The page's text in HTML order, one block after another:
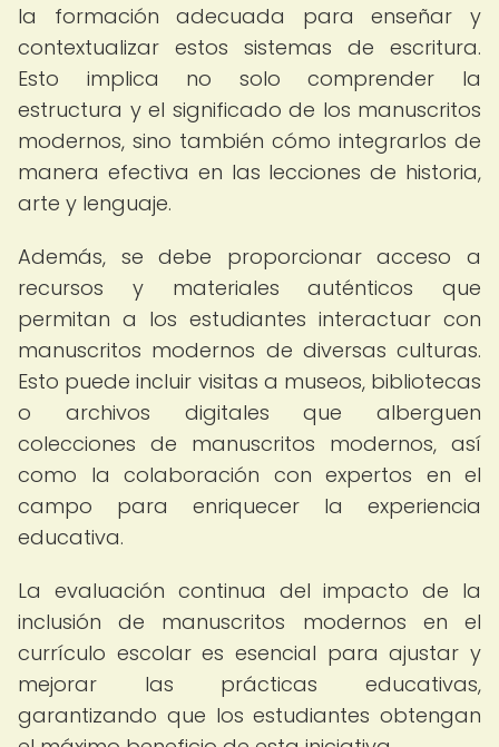
la formación adecuada para enseñar y
contextualizar estos sistemas de escritura.
Esto implica no solo comprender la
estructura y el significado de los manuscritos
modernos, sino también cómo integrarlos de
manera efectiva en las lecciones de historia,
arte y lenguaje.
Además, se debe proporcionar acceso a
recursos y materiales auténticos que
permitan a los estudiantes interactuar con
manuscritos modernos de diversas culturas.
Esto puede incluir visitas a museos, bibliotecas
o archivos digitales que alberguen
colecciones de manuscritos modernos, así
como la colaboración con expertos en el
campo para enriquecer la experiencia
educativa.
La evaluación continua del impacto de la
inclusión de manuscritos modernos en el
currículo escolar es esencial para ajustar y
mejorar las prácticas educativas,
garantizando que los estudiantes obtengan